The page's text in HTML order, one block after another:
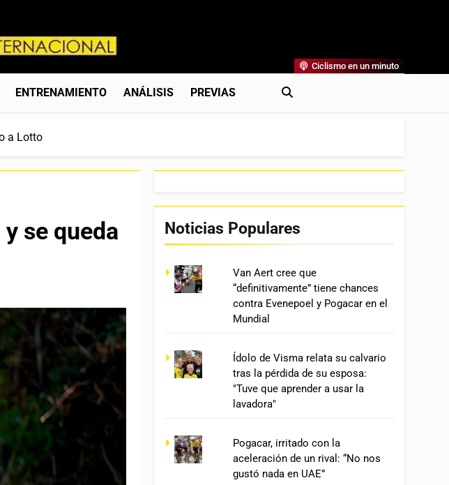
Entrevistas, Análisis, Crónicas, Previas Y Más. La Web Ciclista De Referencia.
Ciclismo en un minuto
ENTRENAMIENTO ANÁLISIS PREVIAS
a Lotto
se queda
Noticias Populares
Van Aert cree que
“definitivamente” tiene chances
contra Evenepoel y Pogacar en el
Mundial
Ídolo de Visma relata su calvario
tras la pérdida de su esposa:
"Tuve que aprender a usar la
lavadora"
Pogacar, irritado con la
aceleración de un rival: “No nos
gustó nada en UAE”